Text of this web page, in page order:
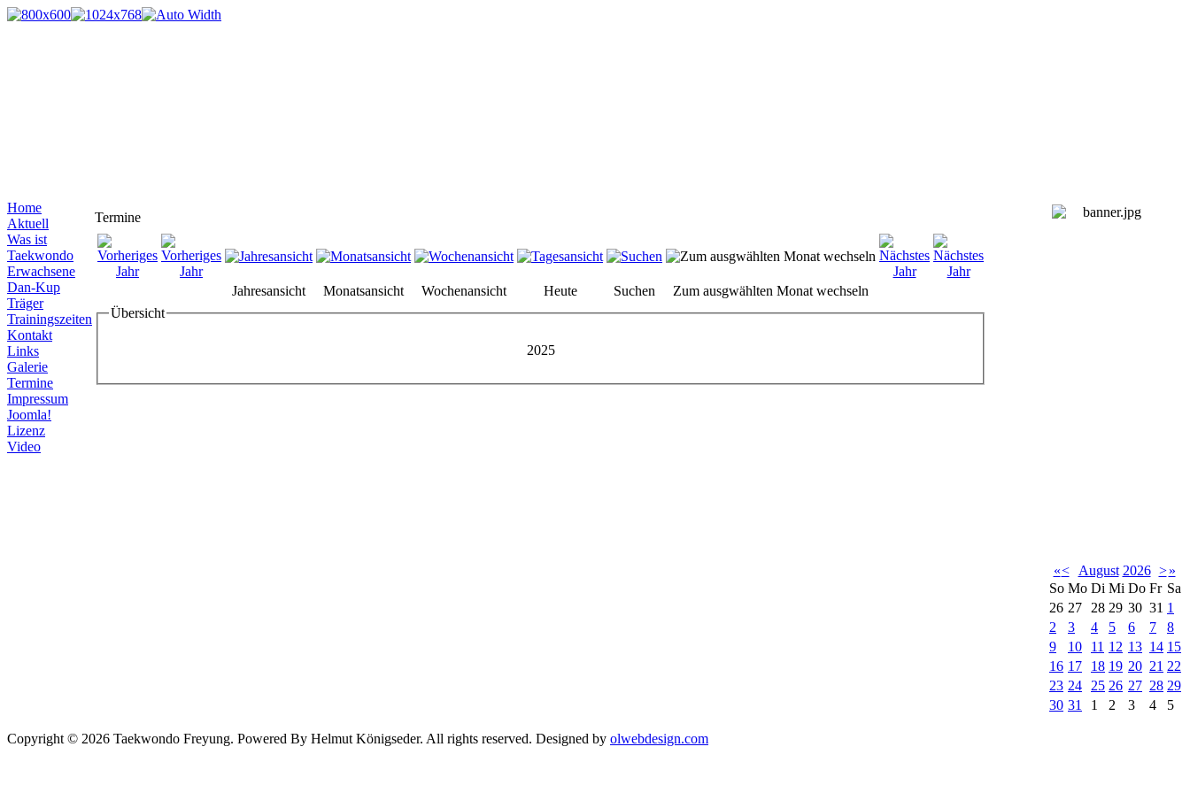
Home
Aktuell
Was ist
Taekwondo
Erwachsene
Dan-Kup
Träger
Trainingszeiten
Kontakt
Links
Galerie
Termine
Impressum
Joomla!
Lizenz
Video
Termine
Jahresansicht Monatsansicht Wochenansicht Heute Suchen
Zum ausgwählten Monat wechseln
Übersicht
2025
«< August 2026 > »
So Mo Di Mi Do Fr Sa
26 27 28 29 30 31 1
2
3 4 5 6 7
8
9
10 11 12 13 14 15
16 17 18 19 20 21 22
23 24 25 26 27 28 29
30 31 1 2 3 4 5
Copyright © 2026 Taekwondo Freyung. Powered By Helmut Königseder. All rights reserved. Designed by olwebdesign.com